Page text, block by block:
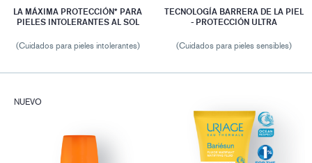
LA MÁXIMA PROTECCIÓN* PARA
PIELES INTOLERANTES AL SOL
(Cuidados para pieles intolerantes)
TECNOLOGÍA BARRERA DE LA PIEL
- PROTECCIÓN ULTRA
(Cuidados para pieles sensibles)
NUEVO